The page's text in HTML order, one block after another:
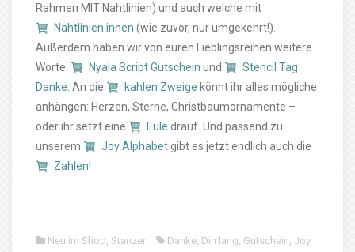
Rahmen MIT Nahtlinien) und auch welche mit
Nahtlinien innen (wie zuvor, nur umgekehrt!).
Außerdem haben wir von euren Lieblingsreihen weitere
Worte:
Nyala Script Gutschein und
Stencil Tag
Danke . An die kahlen Zweige könnt ihr alles mögliche
anhängen: Herzen, Sterne, Christbaumornamente –
oder ihr setzt eine
Eule drauf. Und passend zu
unserem
Joy Alphabet gibt es jetzt endlich auch die
Zahlen!
Neu im Shop, Stanzen Danke, Din lang, Gutschein, Joy,